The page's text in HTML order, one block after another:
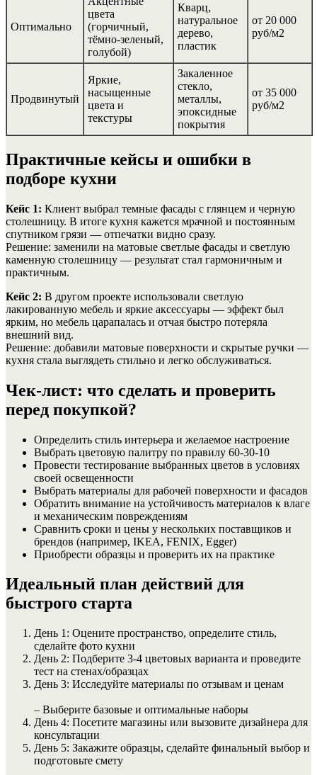
Оптимально
цвета
(горчичный,
тёмно-зеленый,
голубой)
Кварц,
натуральное
дерево,
пластик
от 20 000
руб/м2
Продвинутый
Яркие,
насыщенные
цвета и
текстуры
Закаленное
стекло,
металлы,
эпоксидные
покрытия
от 35 000
руб/м2
Практичные кейсы и ошибки в
подборе кухни
Кейс 1: Клиент выбрал темные фасады с глянцем и черную
столешницу. В итоге кухня кажется мрачной и постоянным
спутником грязи — отпечатки видно сразу.
Решение: заменили на матовые светлые фасады и светлую
каменную столешницу — результат стал гармоничным и
практичным.
Кейс 2: В другом проекте использовали светлую
лакированную мебель и яркие аксессуары — эффект был
ярким, но мебель царапалась и отчая быстро потеряла
внешний вид.
Решение: добавили матовые поверхности и скрытые ручки —
кухня стала выглядеть стильно и легко обслуживаться.
Чек-лист: что сделать и проверить
перед покупкой?
Определить стиль интерьера и желаемое настроение
Выбрать цветовую палитру по правилу 60-30-10
Провести тестирование выбранных цветов в условиях
своей освещенности
Выбрать материалы для рабочей поверхности и фасадов
Обратить внимание на устойчивость материалов к влаге
и механическим повреждениям
Сравнить сроки и цены у нескольких поставщиков и
брендов (например, IKEA, FENIX, Egger)
Приобрести образцы и проверить их на практике
Идеальный план действий для
быстрого старта
День 1: Оцените пространство, определите стиль,
сделайте фото кухни
День 2: Подберите 3-4 цветовых варианта и проведите
тест на стенах/образцах
День 3: Исследуйте материалы по отзывам и ценам
– Выберите базовые и оптимальные наборы
День 4: Посетите магазины или вызовите дизайнера для
консультации
День 5: Закажите образцы, сделайте финальный выбор и
подготовьте смету